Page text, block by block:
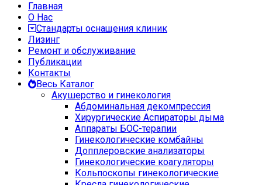
Главная
О Нас
Стандарты оснащения клиник
Лизинг
Ремонт и обслуживание
Публикации
Контакты
Весь Каталог
Акушерство и гинекология
Абдоминальная декомпрессия
Хирургические Аспираторы дыма
Аппараты БОС-терапии
Гинекологические комбайны
Допплеровские анализаторы
Гинекологические коагуляторы
Кольпоскопы гинекологические